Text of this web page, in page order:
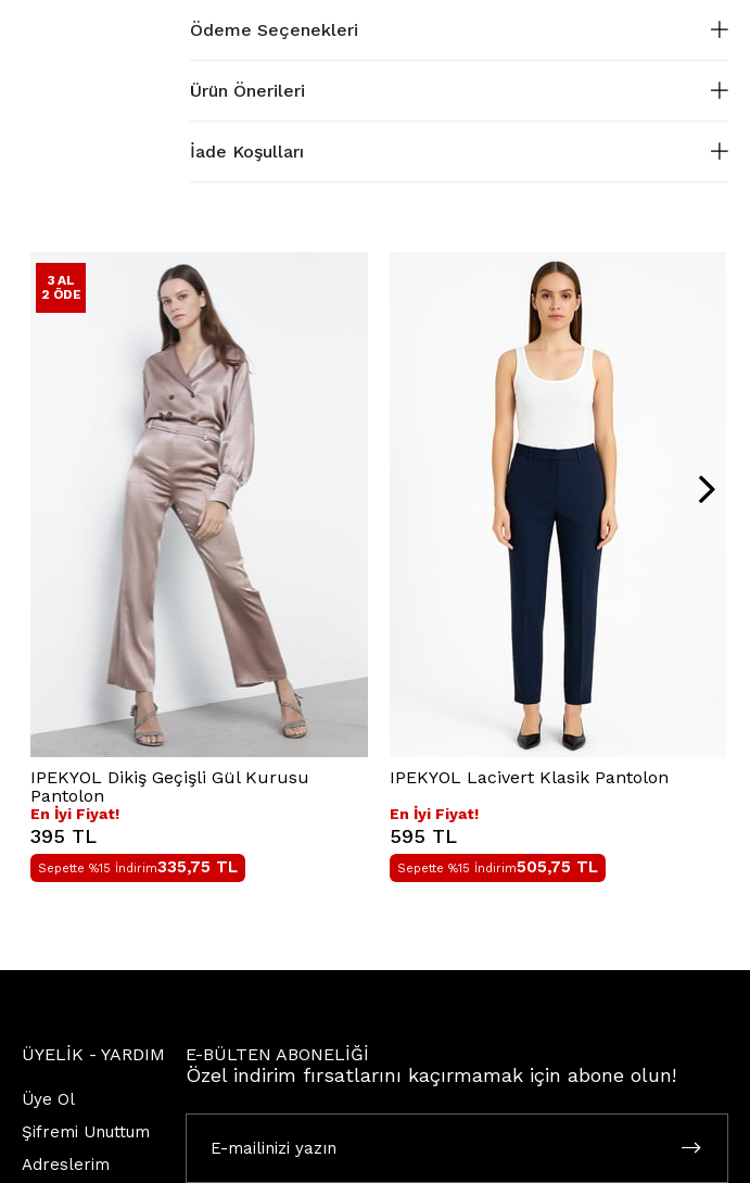
Ödeme Seçenekleri
Ürün Önerileri
İade Koşulları
3 AL
2 ÖDE
IPEKYOL Dikiş Geçişli Gül Kurusu
Pantolon
En İyi Fiyat!
395 TL
Sepette %15 İndirim335,75 TL
IPEKYOL Lacivert Klasik Pantolon
En İyi Fiyat!
595 TL
Sepette %15 İndirim505,75 TL
ÜYELİK - YARDIM
Üye Ol
Şifremi Unuttum
Adreslerim
E-BÜLTEN ABONELİĞİ
Özel indirim fırsatlarını kaçırmamak için abone olun!